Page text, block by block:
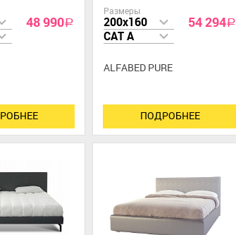
48 990a
Размеры
200x160
CAT A
54 294a
ALFABED PURE
ПОДРОБНЕЕ